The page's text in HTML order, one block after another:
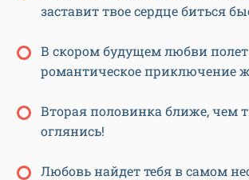
заставит твое сердце биться
В скором будущем любви
романтическое приключение
Вторая половинка ближе, чем
оглянись!
Любовь найдет тебя в самом